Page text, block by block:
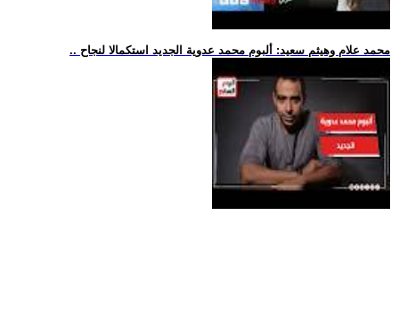
.. محمد علام وهيثم سعيد: ألبوم محمد عدوية الجديد استكمالا لنجاح